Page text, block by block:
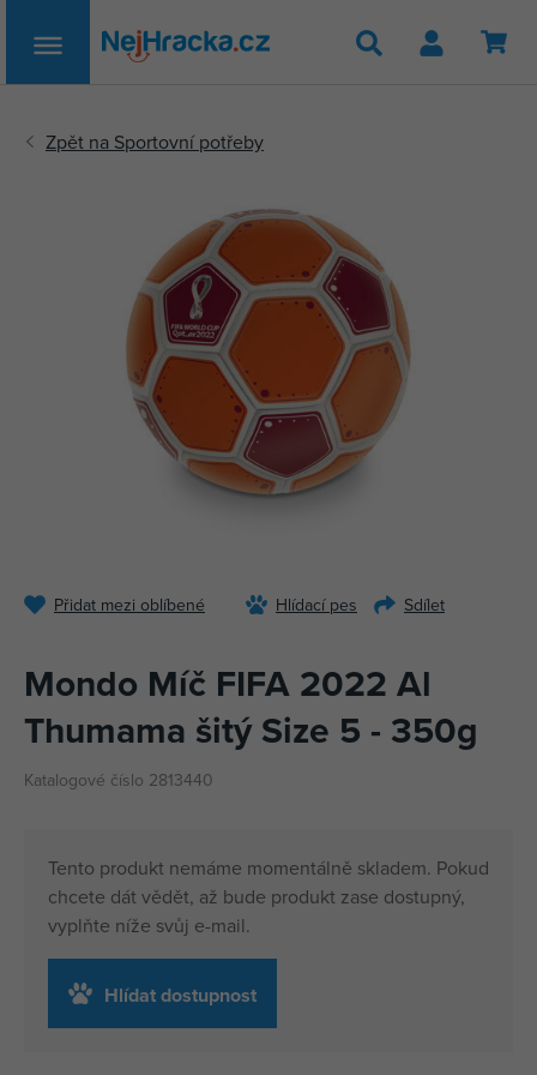
Hledat
Přidat mezi oblíbené Hlídací pes Sdílet
Mondo Míč FIFA 2022 Al
Thumama šitý Size 5 - 350g
Katalogové číslo 2813440
Tento produkt nemáme momentálně skladem. Pokud
chcete dát vědět, až bude produkt zase dostupný,
vyplňte níže svůj e-mail.
Hlídat dostupnost